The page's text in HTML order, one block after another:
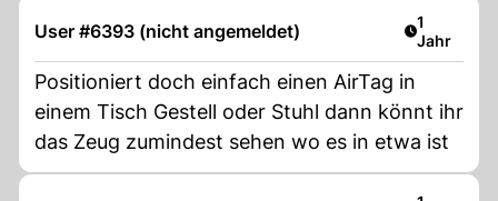
User #6393 (nicht angemeldet) Artikel
1
Jahr
Positioniert doch einfach einen AirTag in
einem Tisch Gestell oder Stuhl dann könnt ihr
das Zeug zumindest sehen wo es in etwa ist